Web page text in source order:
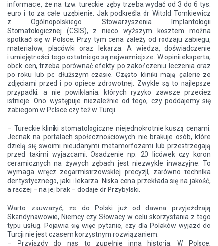
informacje, że na tzw. tureckie zęby trzeba wydać od 3 do 6 tys.
euro i to za całe uzębienie. Jak podkreśla dr Witold Tomkiewicz
z Ogólnopolskiego Stowarzyszenia Implantologii
Stomatologicznej (OSIS), z nieco wyższym kosztem można
spotkać się w Polsce. Przy tym cena zależy od rodzaju zabiegu,
materiałów, placówki oraz lekarza. A wiedza, doświadczenie
i umiejętności tego ostatniego są najważniejsze. W opinii eksperta,
obok cen, trzeba porównać efekty po zakończeniu leczenia oraz
po roku lub po dłuższym czasie. Często kliniki mają galerie ze
zdjęciami przed i po opiece zdrowotnej. Zwykle są to najlepsze
przypadki, a nie powikłania, których ryzyko zawsze przecież
istnieje. Ono występuje niezależnie od tego, czy poddajemy się
zabiegom w Polsce czy też w Turcji.
– Tureckie kliniki stomatologiczne niejednokrotnie kuszą cenami.
Jednak na portalach społecznościowych nie brakuje osób, które
dzielą się swoimi nieudanymi metamorfozami lub przestrzegają
przed takimi wyjazdami. Osadzenie np. 20 licówek czy koron
ceramicznych na żywych zębach jest niezwykle inwazyjne. To
wymaga wręcz zegarmistrzowskiej precyzji, zarówno technika
dentystycznego, jaki i lekarza. Niska cena przekłada się na jakość,
a raczej – na jej brak – dodaje dr Przybylski.
Warto zauważyć, że do Polski już od dawna przyjeżdżają
Skandynawowie, Niemcy czy Słowacy w celu skorzystania z tego
typu usług. Pojawia się więc pytanie, czy dla Polaków wyjazd do
Turcji nie jest czasem korzystnym rozwiązaniem.
– Przyjazdy do nas to zupełnie inna historia. W Polsce,